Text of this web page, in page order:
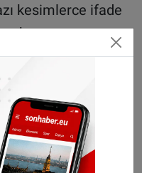
kesimlerce ifade
daha önce de
Jose Miguel
Krala hakaret
bulunduğu